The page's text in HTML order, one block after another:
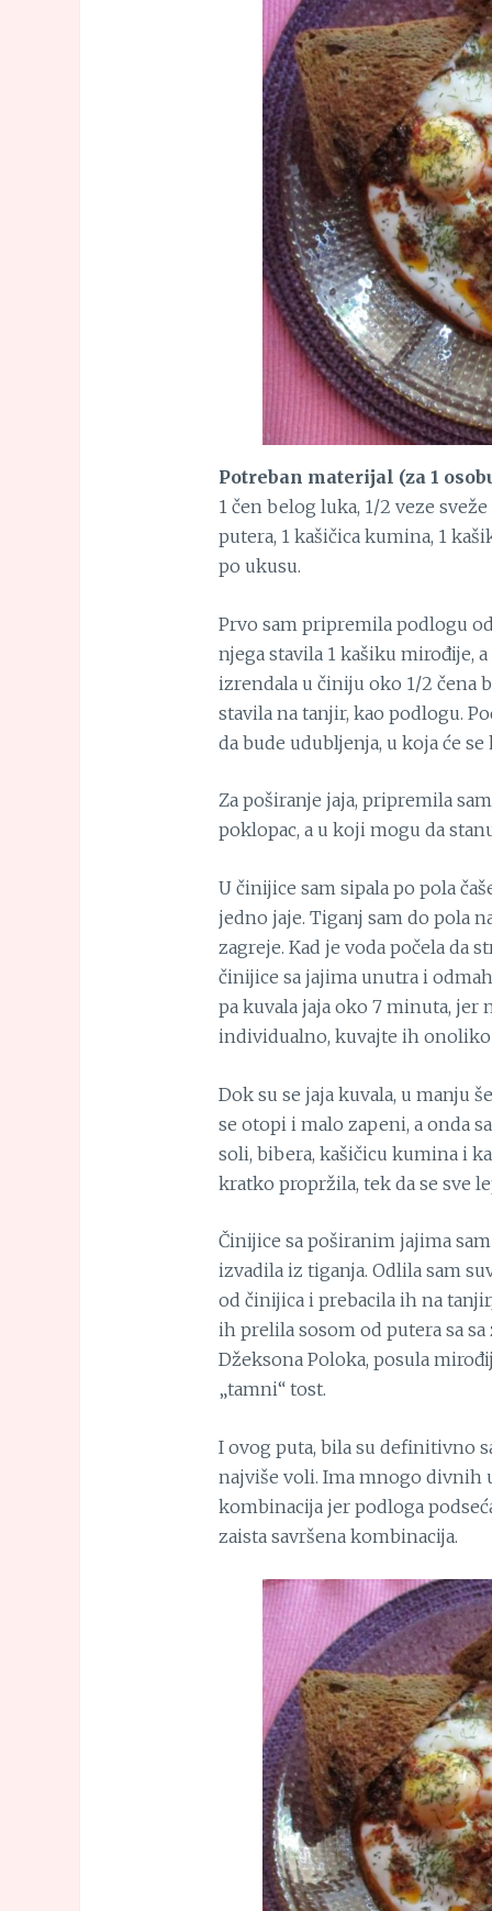
Potreban materijal (za 1
1 čen belog luka, 1/2 veze
putera, 1 kašičica kumina, 1
po ukusu.
Prvo sam pripremila podlogu
njega stavila 1 kašiku mirođije,
izrendala u činiju oko 1/2 čena
stavila na tanjir, kao podlogu.
da bude udubljenja, u koja će
Za poširanje jaja, pripremila
poklopac, a u koji mogu da
U činijice sam sipala po pola
jedno jaje. Tiganj sam do pola
zagreje. Kad je voda počela da
činijice sa jajima unutra i
pa kuvala jaja oko 7 minuta,
individualno, kuvajte ih
Dok su se jaja kuvala, u manju
se otopi i malo zapeni, a onda
soli, bibera, kašičicu kumina i
kratko propržila, tek da se sve
Činijice sa poširanim jajima
izvadila iz tiganja. Odlila sam
od činijica i prebacila ih na
ih prelila sosom od putera sa
Džeksona Poloka, posula
„tamni“ tost.
I ovog puta, bila su definitivno
najviše voli. Ima mnogo divnih
kombinacija jer podloga
zaista savršena kombinacija.